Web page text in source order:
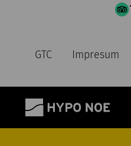
GTC Impresum